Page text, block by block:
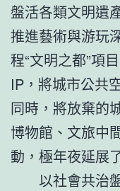
盤活各類文明遺
推進藝術與游玩
程“文明之都”項
IP，將城市公共
同時，將放棄的
博物館、文旅中
動，極年夜延展
以社會共治